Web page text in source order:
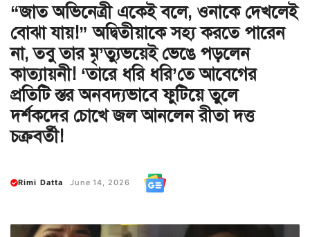
“জাত অভিনেত্রী একেই বলে, ওনাকে দেখলেই
বোঝা যায়!” অদ্বিতীয়াকে সহ্য করতে পারেন
না, তবু তার মৃ’ত্যুভয়েই ভেঙে পড়লেন
কাত্যায়নী! ‘তারে ধরি ধরি’তে আবেগের
প্রতিটি স্তর অনবদ্যভাবে ফুটিয়ে তুলে
দর্শকদের চোখে জল আনলেন রীতা দত্ত
চক্রবর্তী!
Rimi Datta June 14, 2026